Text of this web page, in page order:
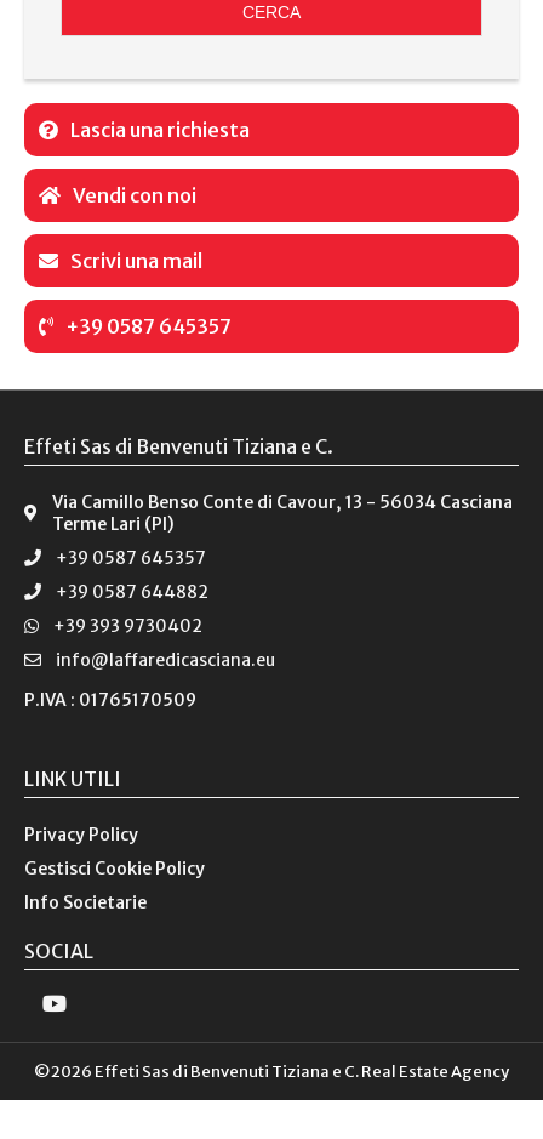
CERCA
Lascia una richiesta
Vendi con noi
Scrivi una mail
+39 0587 645357
Effeti Sas di Benvenuti Tiziana e C.
Via Camillo Benso Conte di Cavour, 13 - 56034 Casciana
Terme Lari (PI)
+39 0587 645357
+39 0587 644882
+39 393 9730402
info@laffaredicasciana.eu
P.IVA : 01765170509
LINK UTILI
Privacy Policy
Gestisci Cookie Policy
Info Societarie
SOCIAL
©2026 Effeti Sas di Benvenuti Tiziana e C. Real Estate Agency